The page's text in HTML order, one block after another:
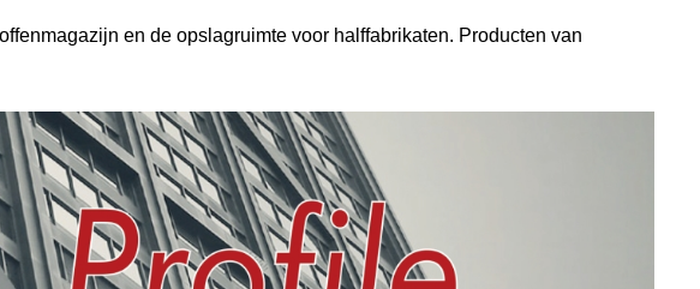
en de opslagruimte voor halffabrikaten. Producten van